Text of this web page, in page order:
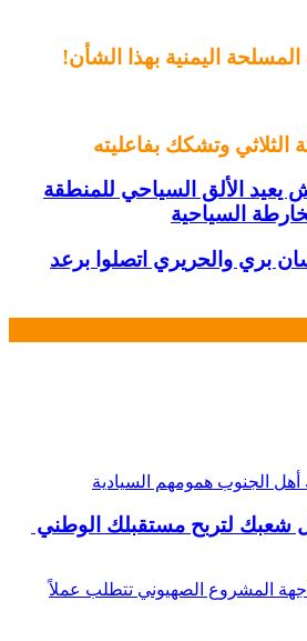
اليمنية بهذا الشأن!
وتشكك بفاعليته
يعيد الألق السياحي للمنطقة
السياحية
بري والحريري اتصلوا برعد
شعبك لتربح مستقبلك الوطني